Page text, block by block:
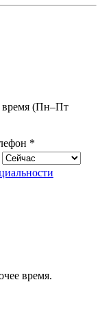
время (Пн–Пт
*
время.